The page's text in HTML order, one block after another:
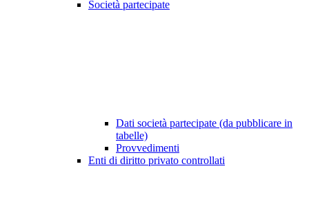
Società partecipate
Dati società partecipate (da pubblicare in
tabelle)
Provvedimenti
Enti di diritto privato controllati